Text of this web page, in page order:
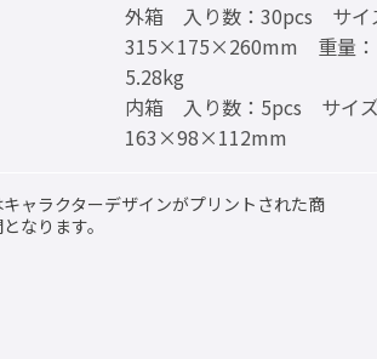
外箱 入り数：30pcs サイ
315×175×260mm 重量：
5.28kg
内箱 入り数：5pcs サイ
163×98×112mm
ャラクターデザインがプリントされた商
なります。